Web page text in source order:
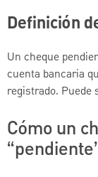
Definición
Un cheque
cuenta bancaria
registrado. Puede
Cómo un